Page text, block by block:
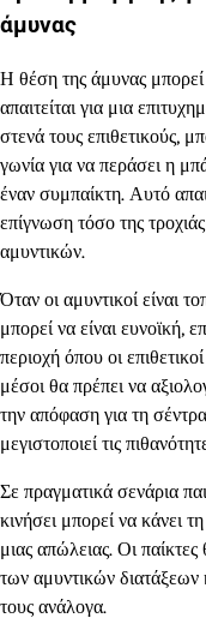
άμυνας
Η θέση της άμυνας
απαιτείται για μια
στενά τους επιθετικούς,
γωνία για να περάσει η
έναν συμπαίκτη. Αυτό
επίγνωση τόσο της
αμυντικών.
Όταν οι αμυντικοί είναι
μπορεί να είναι ευνοϊκή,
περιοχή όπου οι
μέσοι θα πρέπει να
την απόφαση για τη
μεγιστοποιεί τις
Σε πραγματικά σενάρια
κινήσει μπορεί να κάνει
μιας απώλειας. Οι
των αμυντικών διατάξεων
τους ανάλογα.